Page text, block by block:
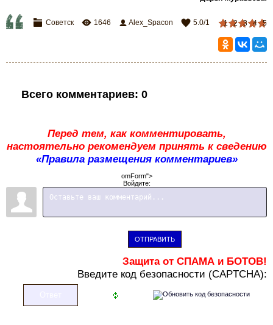
1 2 3 4 5
Советск 1646 Alex_Spacon 5.0/1
Всего комментариев: 0
Перед тем, как комментировать,
настоятельно рекомендуем принять к сведению
«Правила размещения комментариев»
omForm">
Войдите:
ОТПРАВИТЬ
Защита от СПАМА и БОТОВ!
Введите код безопасности (CAPTCHA):